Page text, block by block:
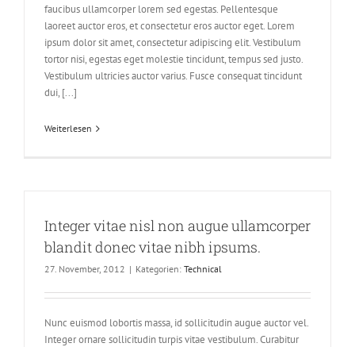
faucibus ullamcorper lorem sed egestas. Pellentesque
laoreet auctor eros, et consectetur eros auctor eget. Lorem
ipsum dolor sit amet, consectetur adipiscing elit. Vestibulum
tortor nisi, egestas eget molestie tincidunt, tempus sed justo.
Vestibulum ultricies auctor varius. Fusce consequat tincidunt
dui, [...]
Weiterlesen
Integer vitae nisl non augue ullamcorper
blandit donec vitae nibh ipsums.
27. November, 2012 | Kategorien: Technical
Nunc euismod lobortis massa, id sollicitudin augue auctor vel.
Integer ornare sollicitudin turpis vitae vestibulum. Curabitur